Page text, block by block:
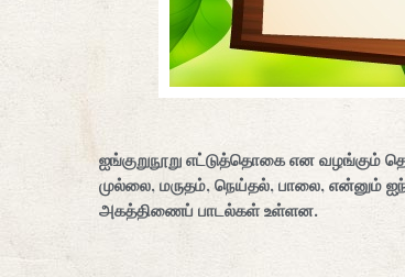
ஐங்குறுநூறு எட்டுத்தொகை என வழங்கும்
முல்லை, மருதம், நெய்தல், பாலை, என்னும்
அகத்திணைப் பாடல்கள் உள்ளன.